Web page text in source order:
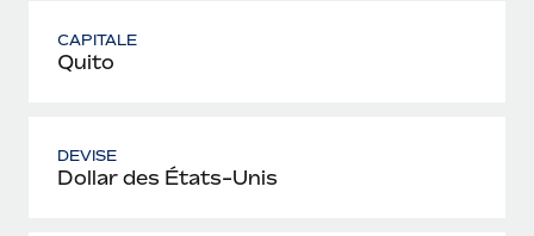
CAPITALE
Quito
DEVISE
Dollar des États-Unis